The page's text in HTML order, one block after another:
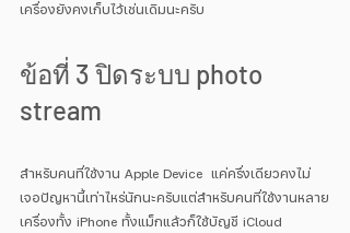
เครื่องยังคงเก็บไว้เช่นเดิมนะครับ
ข้อที่ 3 ปิดระบบ photo
stream
สำหรับคนที่ใช้งาน Apple Device  แค่ครึ่งเดียวคงไม่
เจอปัญหานี้เท่าไหร่นักนะครับแต่สำหรับคนที่ใช้งานหลาย
เครื่องทั้ง iPhone ทั้งแม็กแล้วก็ใช้บัญชี iCloud